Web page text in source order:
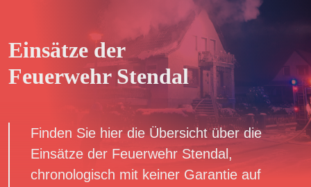
Einsätze der
Feuerwehr Stendal
Finden Sie hier die Übersicht über die
Einsätze der Feuerwehr Stendal,
chronologisch mit keiner Garantie auf